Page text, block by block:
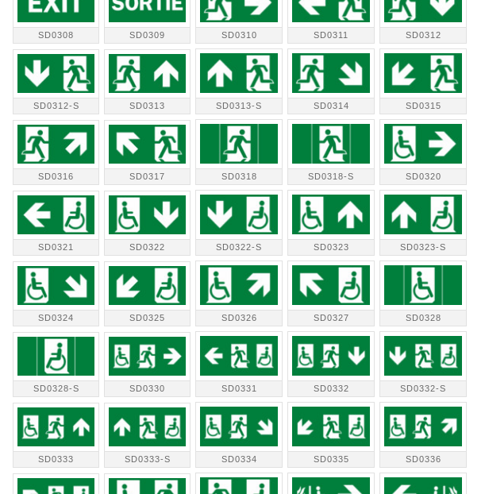
SD0308 SD0309 SD0310 SD0311 SD0312
SD0312-S SD0313 SD0313-S SD0314 SD0315
SD0316 SD0317 SD0318 SD0318-S SD0320
SD0321 SD0322 SD0322-S SD0323 SD0323-S
SD0324 SD0325 SD0326 SD0327 SD0328
SD0328-S SD0330 SD0331 SD0332 SD0332-S
SD0333 SD0333-S SD0334 SD0335 SD0336